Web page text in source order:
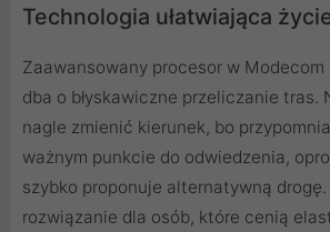
Technologia ułatwiająca
Zaawansowany procesor w Modecom
dba o błyskawiczne przeliczanie tras.
nagle zmienić kierunek, bo
ważnym punkcie do odwiedzenia,
szybko proponuje alternatywną
rozwiązanie dla osób, które cenią